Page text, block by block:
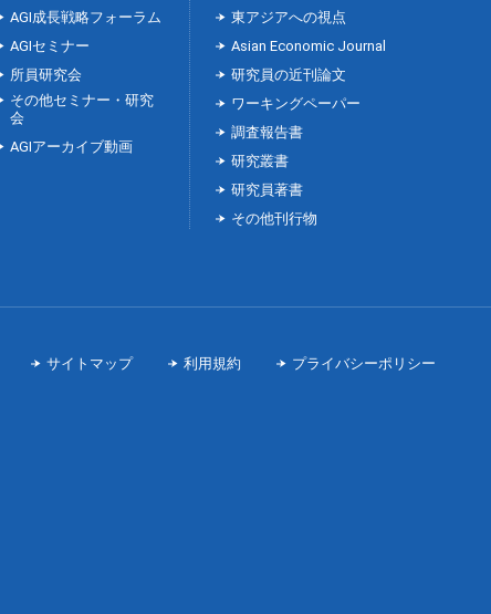
AGI成長戦略フォーラム
AGIセミナー
所員研究会
その他セミナー・研究
会
AGIアーカイブ動画
東アジアへの視点
Asian Economic Journal
研究員の近刊論文
ワーキングペーパー
調査報告書
研究叢書
研究員著書
その他刊行物
サイトマップ 利用規約 プライバシーポリシー